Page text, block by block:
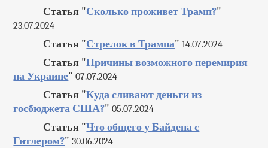
Статья "Сколько проживет Трамп?"
23.07.2024
Статья "Стрелок в Трампа" 14.07.2024
Статья "Причины возможного перемирия
на Украине" 07.07.2024
Статья "Куда сливают деньги из
госбюджета США?" 05.07.2024
Статья "Что общего у Байдена с
Гитлером?" 30.06.2024